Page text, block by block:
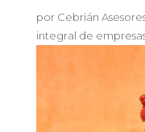
por Cebrián
integral de